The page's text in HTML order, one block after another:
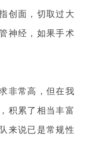
创面，切取过大
神经，如果手术
非常高，但在我
积累了相当丰富
来说已是常规性